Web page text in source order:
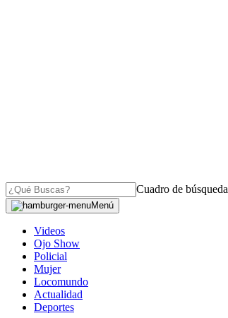
Cuadro de búsqueda
Menú
Videos
Ojo Show
Policial
Mujer
Locomundo
Actualidad
Deportes